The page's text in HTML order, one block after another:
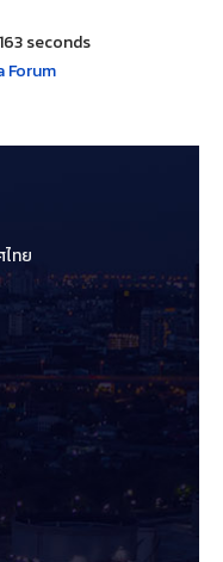
seconds
Forum
ทย